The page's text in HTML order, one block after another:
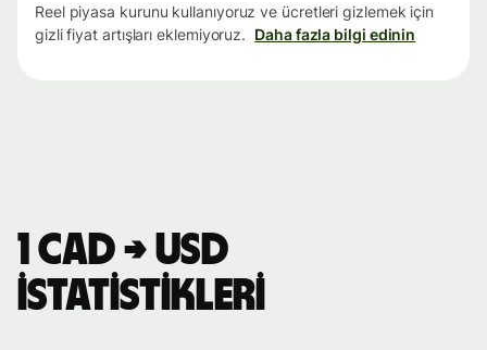
Reel piyasa kurunu kullanıyoruz ve ücretleri gizlemek için
gizli fiyat artışları eklemiyoruz. Daha fazla bilgi edinin
1 CAD → USD
istatistikleri